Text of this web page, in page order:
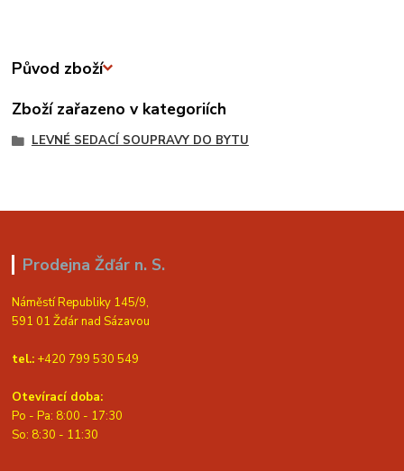
Původ zboží
Zboží zařazeno v kategoriích
LEVNÉ SEDACÍ SOUPRAVY DO BYTU
Prodejna Žďár n. S.
Náměstí Republiky 145/9,
591 01 Žďár nad Sázavou
tel.: +420 799 530 549
Otevírací doba:
Po - Pa: 8:00 - 17:30
So: 8:30 - 11:30